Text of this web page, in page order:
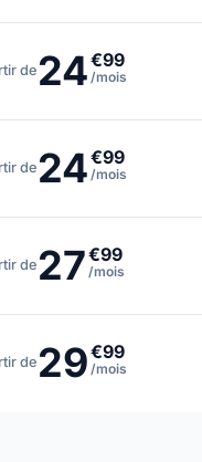
de 24€99
/mois
de 24€99
/mois
de 27€99
/mois
de 29€99
/mois